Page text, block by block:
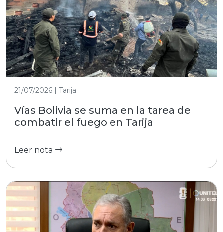
21/07/2026 | Tarija
Vías Bolivia se suma en la tarea de
combatir el fuego en Tarija
Leer nota